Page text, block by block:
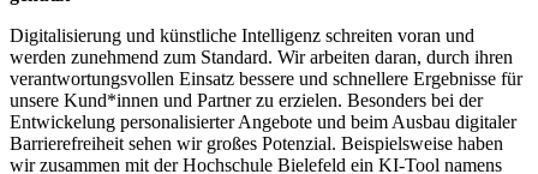
Digitalisierung und künstliche Intelligenz schreiten voran und
werden zunehmend zum Standard. Wir arbeiten daran, durch ihren
verantwortungsvollen Einsatz bessere und schnellere Ergebnisse für
unsere Kund*innen und Partner zu erzielen. Besonders bei der
Entwickelung personalisierter Angebote und beim Ausbau digitaler
Barrierefreiheit sehen wir großes Potenzial. Beispielsweise haben
wir zusammen mit der Hochschule Bielefeld ein KI-Tool namens